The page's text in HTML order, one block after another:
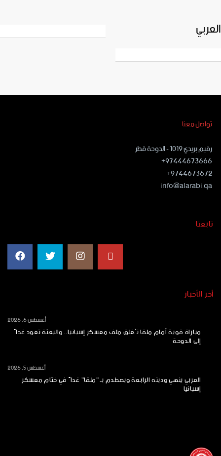
العربي
تواصل معنا
رقيم بريدي ١٠١٩ - الدوحة قطر
97444673666+
9744673672+
info@alarabi.qa
تابعنا
أخر الأخبار
مباراة قوية أمام ملقا تُغلق ملف معسكر إسبانيا.. والبعثة تعود غداً
إلى الدوحة
أغسطس 6, 2026
العربي ينهي وديته الرابعة ويصطدم بـ “ملقا” غداً في ختام معسكر
إسبانيا
أغسطس 5, 2026